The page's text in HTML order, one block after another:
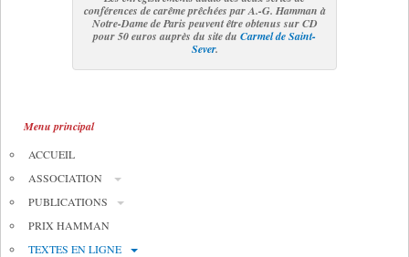
conférences de carême prêchées par A.-G. Hamman à
Notre-Dame de Paris peuvent être obtenus sur CD
pour 50 euros auprès du site du Carmel de Saint-
Sever.
Menu principal
ACCUEIL
ASSOCIATION
PUBLICATIONS
PRIX HAMMAN
TEXTES EN LIGNE